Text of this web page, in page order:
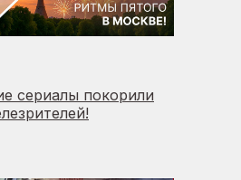
сериалы покорили